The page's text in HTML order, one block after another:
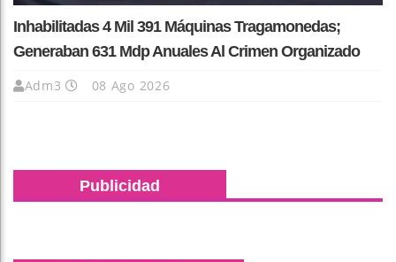
Inhabilitadas 4 Mil 391 Máquinas Tragamonedas;
Generaban 631 Mdp Anuales Al Crimen Organizado
Adm3 08 Ago 2026
Publicidad